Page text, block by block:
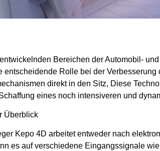
Bereichen der Automobil-
entscheidende Rolle bei der
direkt in den Sitz, Diese
eines noch intensiveren und
Überblick
Kepo 4D arbeitet entweder nach
es auf verschiedene Eingangssignale